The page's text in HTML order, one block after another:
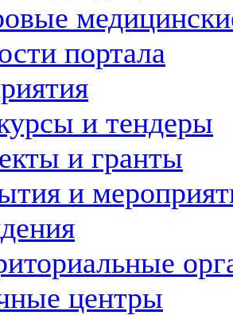
портала
и тендеры
и гранты
и
центры